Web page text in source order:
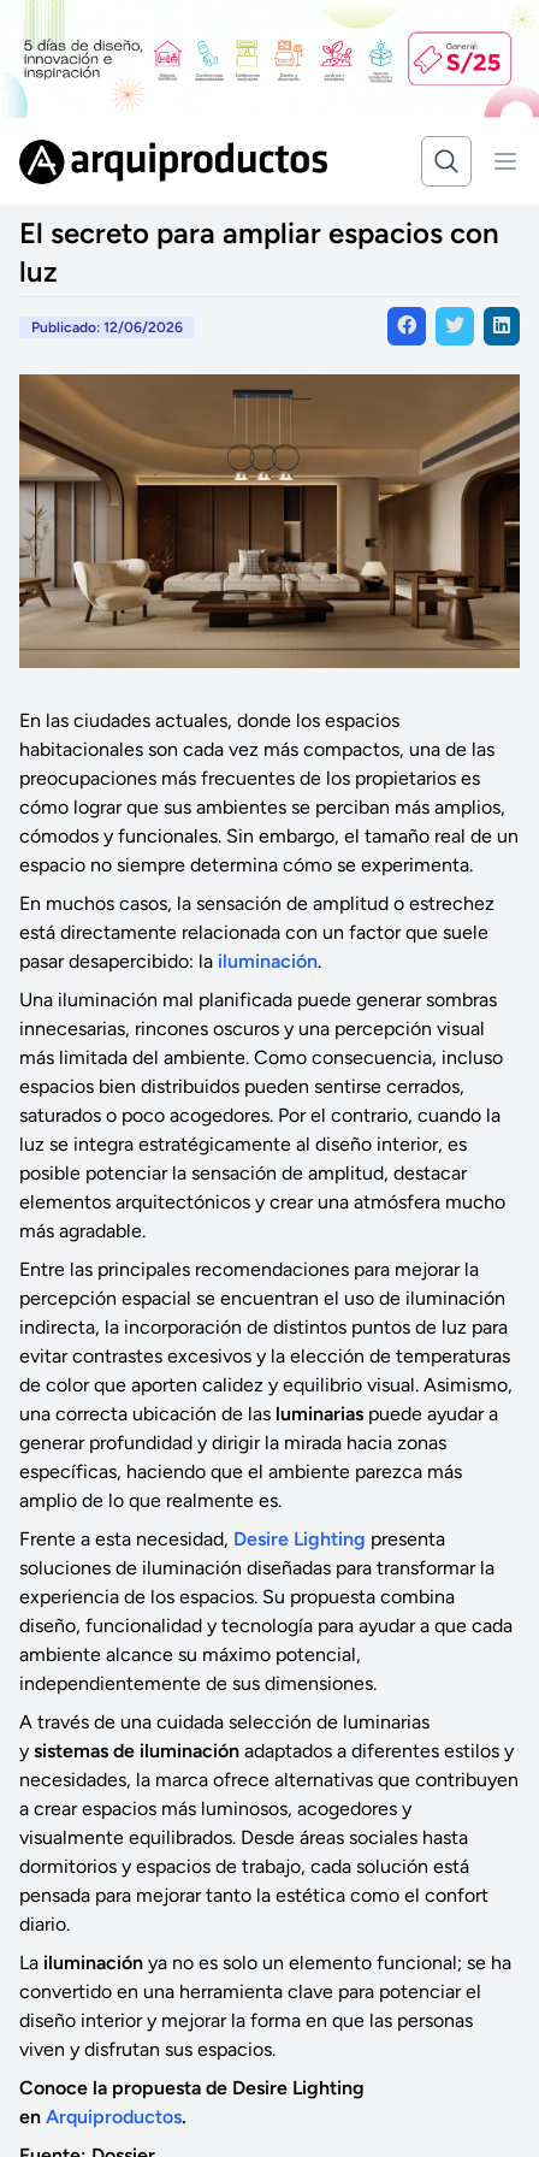
El secreto para ampliar espacios con
luz
Publicado: 12/06/2026
En las ciudades actuales, donde los espacios
habitacionales son cada vez más compactos, una de las
preocupaciones más frecuentes de los propietarios es
cómo lograr que sus ambientes se perciban más amplios,
cómodos y funcionales. Sin embargo, el tamaño real de un
espacio no siempre determina cómo se experimenta.
En muchos casos, la sensación de amplitud o estrechez
está directamente relacionada con un factor que suele
pasar desapercibido: la iluminación.
Una iluminación mal planificada puede generar sombras
innecesarias, rincones oscuros y una percepción visual
más limitada del ambiente. Como consecuencia, incluso
espacios bien distribuidos pueden sentirse cerrados,
saturados o poco acogedores. Por el contrario, cuando la
luz se integra estratégicamente al diseño interior, es
posible potenciar la sensación de amplitud, destacar
elementos arquitectónicos y crear una atmósfera mucho
más agradable.
Entre las principales recomendaciones para mejorar la
percepción espacial se encuentran el uso de iluminación
indirecta, la incorporación de distintos puntos de luz para
evitar contrastes excesivos y la elección de temperaturas
de color que aporten calidez y equilibrio visual. Asimismo,
una correcta ubicación de las luminarias puede ayudar a
generar profundidad y dirigir la mirada hacia zonas
específicas, haciendo que el ambiente parezca más
amplio de lo que realmente es.
Frente a esta necesidad, Desire Lighting presenta
soluciones de iluminación diseñadas para transformar la
experiencia de los espacios. Su propuesta combina
diseño, funcionalidad y tecnología para ayudar a que cada
ambiente alcance su máximo potencial,
independientemente de sus dimensiones.
A través de una cuidada selección de luminarias
y sistemas de iluminación adaptados a diferentes estilos y
necesidades, la marca ofrece alternativas que contribuyen
a crear espacios más luminosos, acogedores y
visualmente equilibrados. Desde áreas sociales hasta
dormitorios y espacios de trabajo, cada solución está
pensada para mejorar tanto la estética como el confort
diario.
La iluminación ya no es solo un elemento funcional; se ha
convertido en una herramienta clave para potenciar el
diseño interior y mejorar la forma en que las personas
viven y disfrutan sus espacios.
Conoce la propuesta de Desire Lighting
en Arquiproductos.